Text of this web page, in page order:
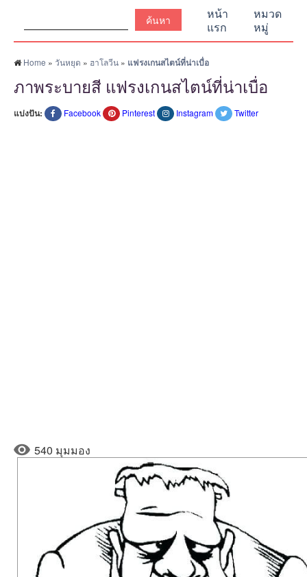
หน้า
แรก
หมวด
หมู่
Home » วันหยุด » ฮาโลวีน » แฟรงเกนสไตน์ที่น่าเบื่อ
ภาพระบายสี แฟรงเกนสไตน์ที่น่าเบื่อ
แบ่งปัน: Facebook Pinterest Instagram Twitter
540 มุมมอง